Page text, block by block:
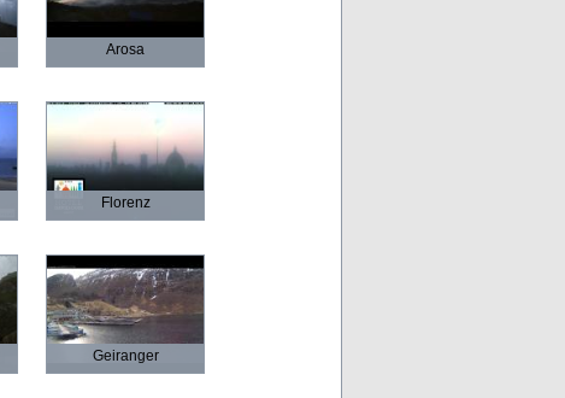
Arosa
Florenz
Geiranger